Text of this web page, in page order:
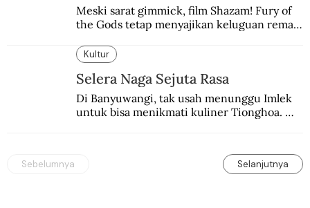
Meski sarat gimmick, film Shazam! Fury of
the Gods tetap menyajikan keluguan remaja
Yunani.
Kultur
Selera Naga Sejuta Rasa
Di Banyuwangi, tak usah menunggu Imlek
untuk bisa menikmati kuliner Tionghoa.
Sebelumnya Selanjutnya